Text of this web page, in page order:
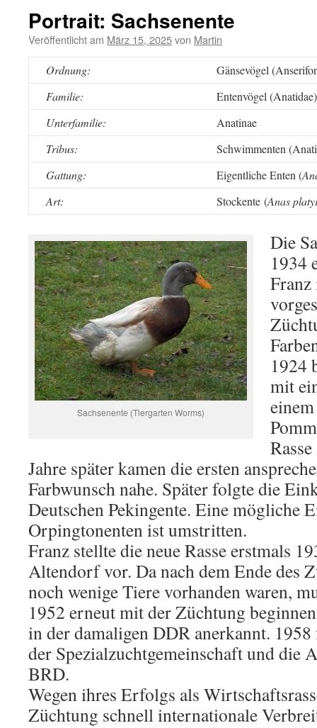
Portrait: Sachsenente
Veröffentlicht am März 15, 2025von Martin
Ordnung:
Gänsevögel
Familie:
Entenvögel (Anatidae)
Unterfamilie:
Anatinae
Tribus:
Schwimmenten
Gattung:
Eigentliche Enten (
Art:
Stockente (Anas
Sachsenente (Tiergarten Worms)
Die
1934
1924
mit
Jahre später kamen die ersten
Farbwunsch nahe. Später folgte die
Deutschen Pekingente. Eine mögliche
Orpingtonenten ist umstritten.
Franz stellte die neue Rasse erstmals
Altendorf vor. Da nach dem Ende des
noch wenige Tiere vorhanden waren,
1952 erneut mit der Züchtung
in der damaligen DDR anerkannt.
der Spezialzuchtgemeinschaft und die
BRD.
Wegen ihres Erfolgs als
Züchtung schnell internationale